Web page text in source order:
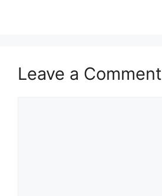
Leave a Comment